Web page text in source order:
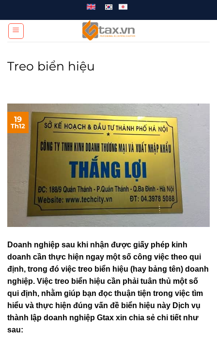
đến
dung
Treo biển hiệu
19
Th12
Doanh nghiệp sau khi nhận được giấy phép kinh
doanh cần thực hiện ngay một số công việc theo qui
định, trong đó việc treo biển hiệu (hay bảng tên) doanh
nghiệp. Việc treo biển hiệu cần phải tuân thủ một số
qui định, nhằm giúp bạn đọc thuận tiện trong việc tìm
hiểu và thực hiện đúng vấn đề biển hiệu này Dịch vụ
thành lập doanh nghiệp Gtax xin chia sẻ chi tiết như
sau: